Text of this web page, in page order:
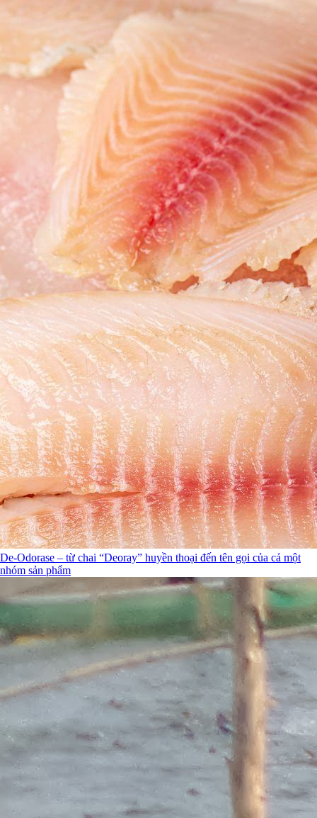
De-Odorase – từ chai “Deoray” huyền thoại đến tên gọi của cả một
nhóm sản phẩm